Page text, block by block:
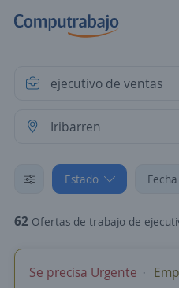
Estado Fecha
62 Ofertas de trabajo de ejecutivo de ventas en
Se precisa Urgente